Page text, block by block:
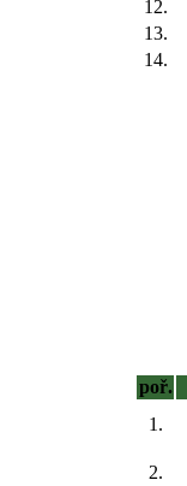
12.
13.
14.
poř.
1.
2.